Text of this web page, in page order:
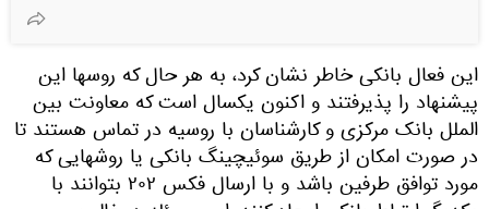
این فعال بانکی خاطر نشان کرد، به هر حال که روسها این
پیشنهاد را پذیرفتند و اکنون یکسال است که معاونت بین
الملل بانک مرکزی و کارشناسان با روسیه در تماس هستند تا
در صورت امکان از طریق سوئیچینگ بانکی یا روشهایی که
مورد توافق طرفین باشد و با ارسال فکس ۲۰۲ بتوانند با